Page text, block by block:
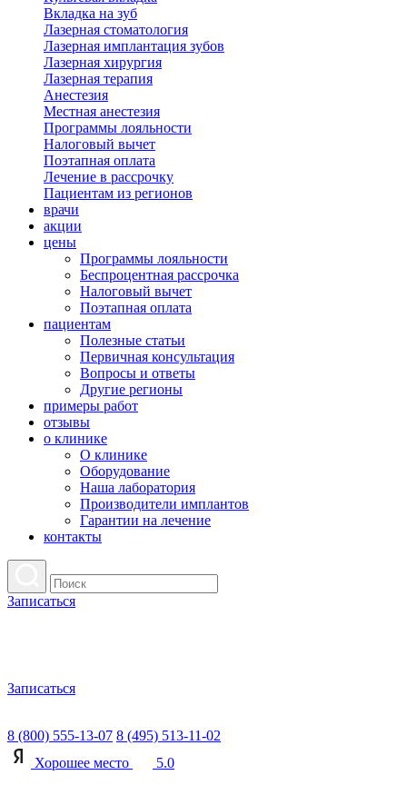
Вкладка на зуб
Лазерная стоматология
Лазерная имплантация зубов
Лазерная хирургия
Лазерная терапия
Анестезия
Местная анестезия
Программы лояльности
Налоговый вычет
Поэтапная оплата
Лечение в рассрочку
Пациентам из регионов
врачи
акции
цены
Программы лояльности
Беспроцентная рассрочка
Налоговый вычет
Поэтапная оплата
пациентам
Полезные статьи
Первичная консультация
Вопросы и ответы
Другие регионы
примеры работ
отзывы
о клинике
О клинике
Оборудование
Наша лаборатория
Производители имплантов
Гарантии на лечение
контакты
Записаться
Записаться
8 (800) 555-13-07 8 (495) 513-11-02
Хорошее место
5.0